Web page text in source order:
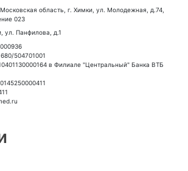
Московская область, г. Химки, ул. Молодежная, д.74,
023
ул. Панфилова, д.1
504701001
в Филиале "Центральный" Банка ВТБ